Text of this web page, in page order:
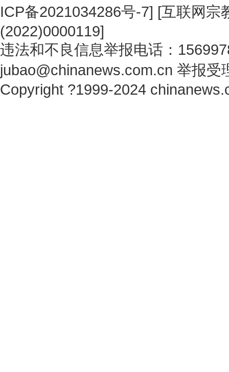
ICP备2021034286号-7] [互联网宗
(2022)0000119]
违法和不良信息举报电话：
jubao@chinanews.com.cn 举报受
Copyright ?1999-2024